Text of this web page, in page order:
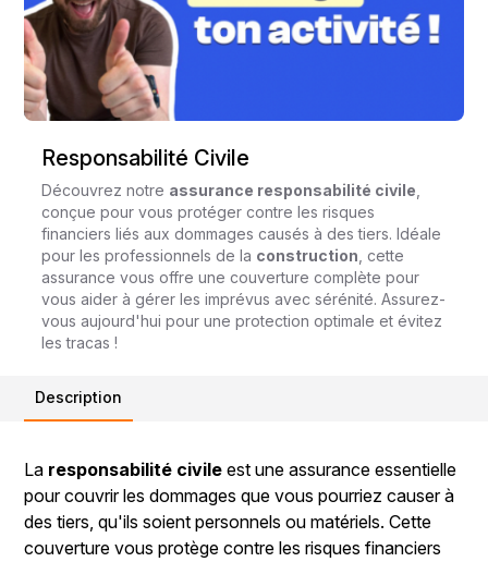
Responsabilité Civile
Découvrez notre assurance responsabilité civile
conçue pour vous protéger contre les risques
financiers liés aux dommages causés à des tiers. Idéale
pour les professionnels de la construction , cette
assurance vous offre une couverture complète pour
vous aider à gérer les imprévus avec sérénité. Assurez-
vous aujourd'hui pour une protection optimale et évitez
les tracas !
Description
La responsabilité civile est une assurance essentielle
pour couvrir les dommages que vous pourriez causer à
des tiers, qu'ils soient personnels ou matériels. Cette
couverture vous protège contre les risques financiers